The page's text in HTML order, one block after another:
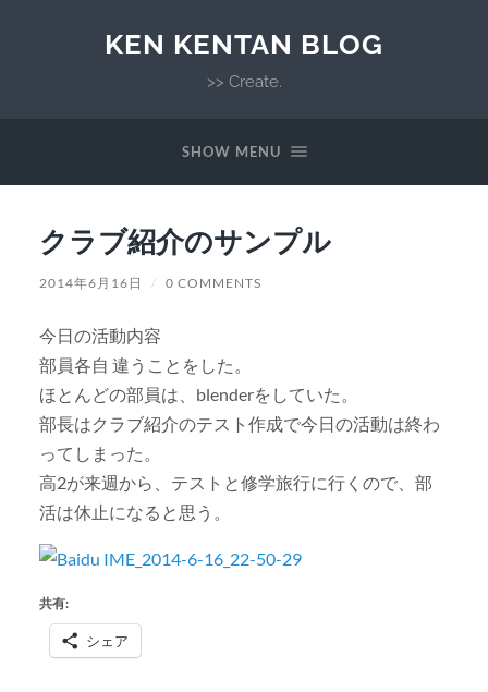
KEN KENTAN BLOG
>> Create.
SHOW MENU
クラブ紹介のサンプル
2014年6月16日 / 0 COMMENTS
今日の活動内容
部員各自 違うことをした。
ほとんどの部員は、blenderをしていた。
部長はクラブ紹介のテスト作成で今日の活動は終わ
ってしまった。
高2が来週から、テストと修学旅行に行くので、部
活は休止になると思う。
共有:
シェア